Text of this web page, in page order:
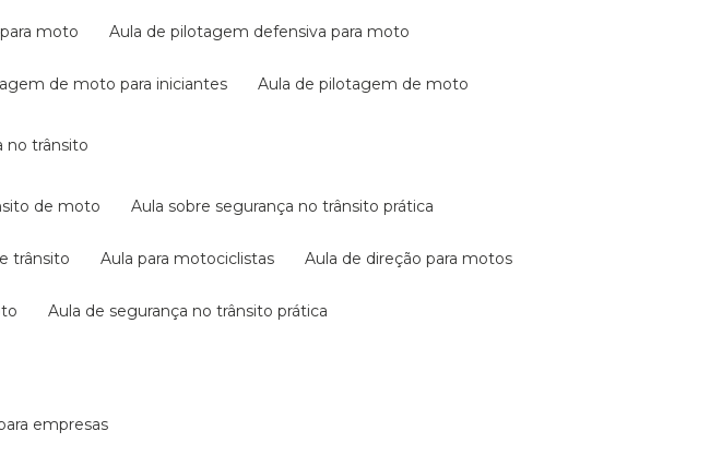
moto aula de pilotagem defensiva para moto
de moto para iniciantes aula de pilotagem de moto
no trânsito
de moto aula sobre segurança no trânsito prática
trânsito aula para motociclistas aula de direção para motos
aula de segurança no trânsito prática
empresas